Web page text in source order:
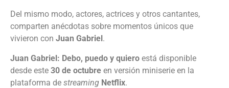
Del mismo modo, actores, actrices y otros cantantes,
comparten anécdotas sobre momentos únicos que
vivieron con Juan Gabriel .
Juan Gabriel: Debo, puedo y quiero está disponible
desde este 30 de octubre en versión miniserie en la
plataforma de streaming Netflix.